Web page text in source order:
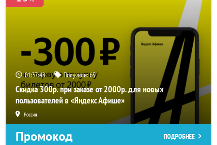
01:37:48 Получили:65
Скидка 300р. при заказе от 2000р. для новых
пользователей в «Яндекс Афише»
Россия
Промокод ПОДРОБНЕЕ